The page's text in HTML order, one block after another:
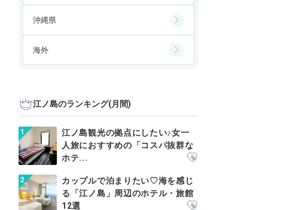
沖縄県
海外
江ノ島のランキング(月間)
江ノ島観光の拠点にしたい♪女一
人旅におすすめの「コスパ抜群な
ホテ...
カップルで泊まりたい♡海を感じ
る「江ノ島」周辺のホテル・旅館
12選